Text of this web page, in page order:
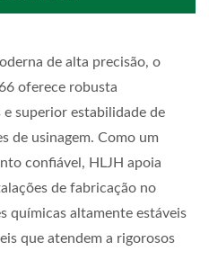
de alta precisão, o
oferece robusta
superior estabilidade de
de usinagem. Como um
confiável, HLJH apoia
de fabricação no
químicas altamente estáveis
que atendem a rigorosos